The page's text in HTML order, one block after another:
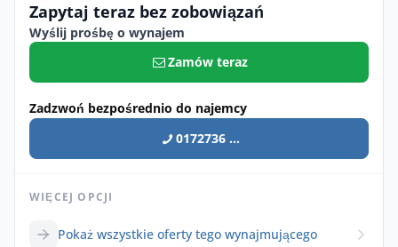
Zapytaj teraz bez zobowiązań
Wyślij prośbę o wynajem
Zamów teraz
Zadzwoń bezpośrednio do najemcy
0172736 ...
WIĘCEJ OPCJI
Pokaż wszystkie oferty tego wynajmującego